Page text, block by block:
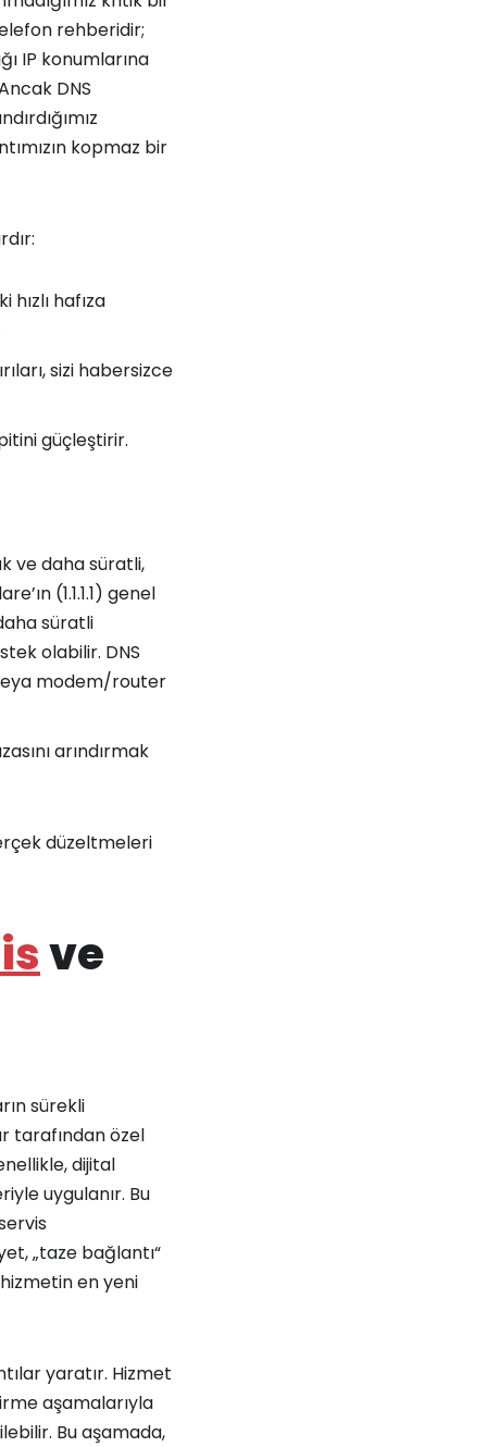
rehberidir;
IP konumlarına
DNS
kopmaz bir
hızlı hafıza
sizi habersizce
güçleştirir.
ve daha süratli,
(1.1.1.1) genel
süratli
olabilir. DNS
modem/router
arındırmak
düzeltmeleri
ve
sürekli
tarafından özel
dijital
uygulanır. Bu
„taze bağlantı“
en yeni
yaratır. Hizmet
aşamalarıyla
Bu aşamada,